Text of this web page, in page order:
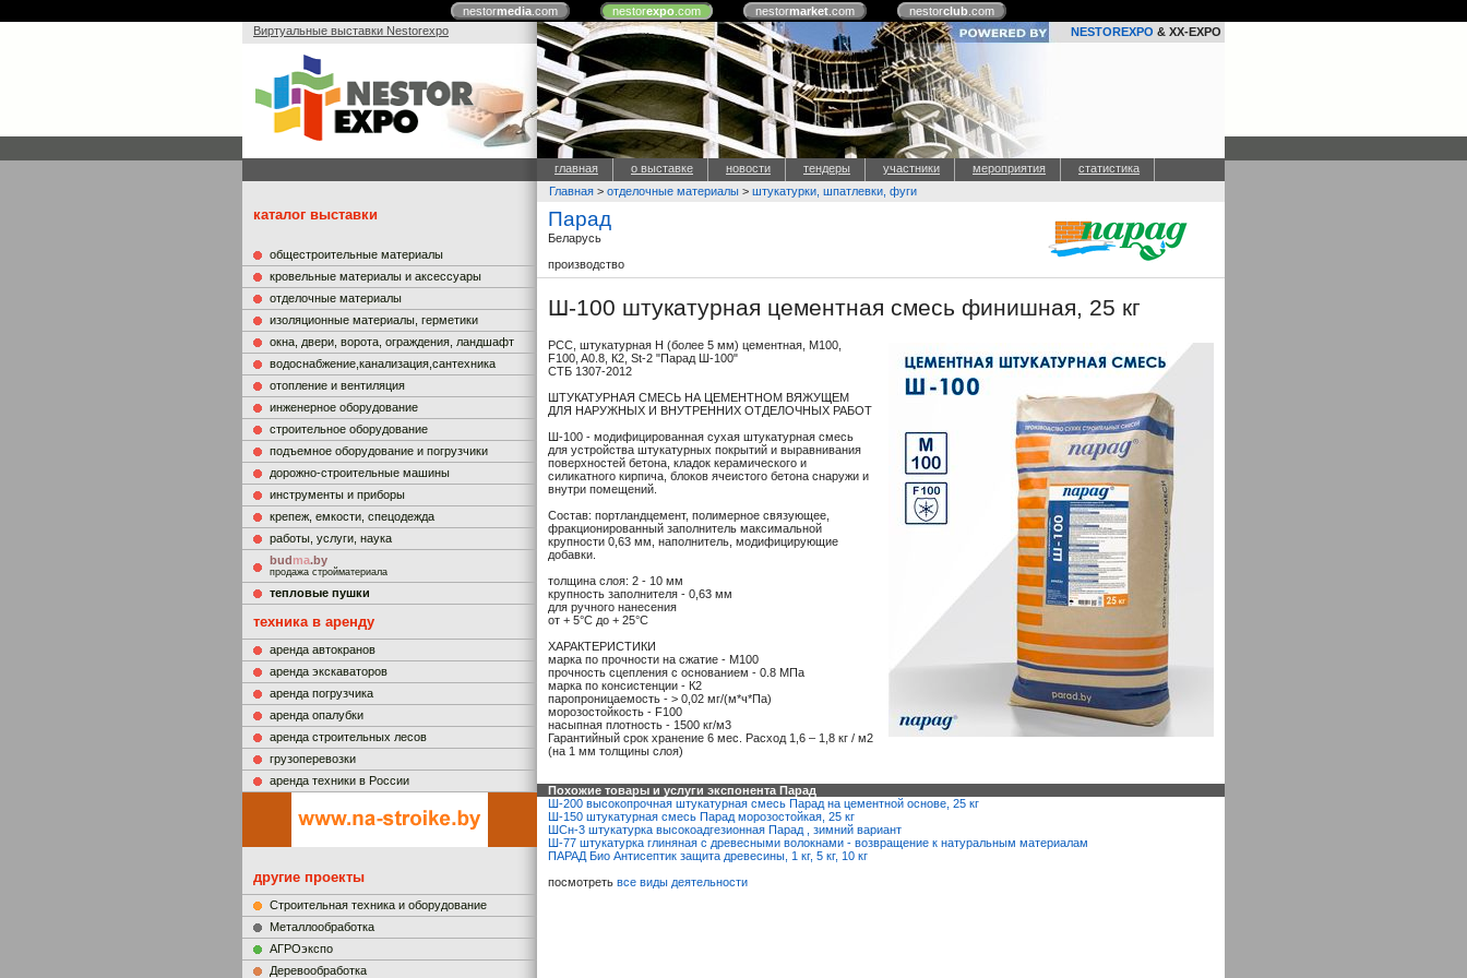
nestormedia.com nestorexpo.com nestormarket.com nestorclub.com
Виртуальные выставки Nestorexpo
NESTOREXPO & XX-EXPO
главная о выставке новости тендеры участники мероприятия статистика
каталог выставки
общестроительные материалы
кровельные материалы и аксессуары
отделочные материалы
изоляционные материалы, герметики
окна, двери, ворота, ограждения, ландшафт
водоснабжение,канализация,сантехника
отопление и вентиляция
инженерное оборудование
строительное оборудование
подъемное оборудование и погрузчики
дорожно-строительные машины
инструменты и приборы
крепеж, емкости, спецодежда
работы, услуги, наука
budma.by
продажа стройматериала
тепловые пушки
техника в аренду
аренда автокранов
аренда экскаваторов
аренда погрузчика
аренда опалубки
аренда строительных лесов
грузоперевозки
аренда техники в России
другие проекты
Строительная техника и оборудование
Металлообработка
АГРОэкспо
Деревообработка
Главная > отделочные материалы > штукатурки, шпатлевки, фуги
Парад
Беларусь
производство
Ш-100 штукатурная цементная смесь финишная, 25 кг
РСС, штукатурная Н (более 5 мм) цементная, М100,
F100, A0.8, К2, St-2 "Парад Ш-100"
СТБ 1307-2012
ШТУКАТУРНАЯ СМЕСЬ НА ЦЕМЕНТНОМ ВЯЖУЩЕМ
ДЛЯ НАРУЖНЫХ И ВНУТРЕННИХ ОТДЕЛОЧНЫХ РАБОТ
Ш-100 - модифицированная сухая штукатурная смесь
для устройства штукатурных покрытий и выравнивания
поверхностей бетона, кладок керамического и
силикатного кирпича, блоков ячеистого бетона снаружи и
внутри помещений.
Состав: портландцемент, полимерное связующее,
фракционированный заполнитель максимальной
крупности 0,63 мм, наполнитель, модифицирующие
добавки.
толщина слоя: 2 - 10 мм
крупность заполнителя - 0,63 мм
для ручного нанесения
от + 5°С до + 25°С
ХАРАКТЕРИСТИКИ
марка по прочности на сжатие - М100
прочность сцепления с основанием - 0.8 МПа
марка по консистенции - К2
паропроницаемость - > 0,02 мг/(м*ч*Па)
морозостойкость - F100
насыпная плотность - 1500 кг/м3
Гарантийный срок хранение 6 мес. Расход 1,6 – 1,8 кг / м2
(на 1 мм толщины слоя)
Похожие товары и услуги экспонента Парад
Ш-200 высокопрочная штукатурная смесь Парад на цементной основе, 25 кг
Ш-150 штукатурная смесь Парад морозостойкая, 25 кг
ШСн-3 штукатурка высокоадгезионная Парад , зимний вариант
Ш-77 штукатурка глиняная с древесными волокнами - возвращение к натуральным материалам
ПАРАД Био Антисептик защита древесины, 1 кг, 5 кг, 10 кг
посмотреть все виды деятельности